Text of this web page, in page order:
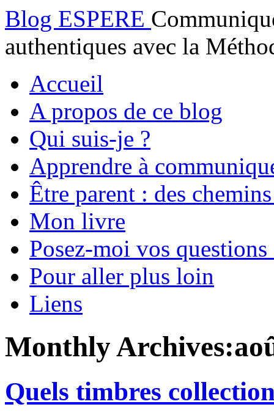
Blog ESPERE
authentiques avec la
Accueil
A propos de ce blog
Qui suis-je ?
Apprendre à
Être parent : des
Mon livre
Posez-moi vos
Pour aller plus loin
Liens
Monthly Archives:
Quels timbres